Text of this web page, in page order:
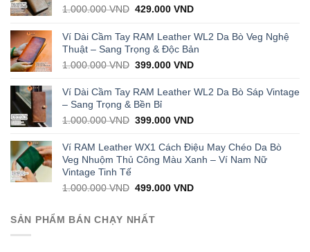
1.000.000VND Original
was:
1.000.000 VND.
429.000VNDCurrent
is:
429.000 VND.
Ví Dài Cầm Tay RAM Leather WL2 Da Bò Veg Nghệ
Thuật – Sang Trọng & Độc Bản
1.000.000VND Original
was:
1.000.000 VND.
399.000VNDCurrent
is:
Ví Dài Cầm Tay RAM Leather WL2 Da Bò Sáp Vintage
– Sang Trọng & Bền Bỉ
1.000.000VND Original
was:
1.000.000 VND.
399.000VNDCurrent
is:
399.000 VND.
Ví RAM Leather WX1 Cách Điệu May Chéo Da Bò
Veg Nhuộm Thủ Công Màu Xanh – Ví Nam Nữ
Vintage Tinh Tế
1.000.000VND Original
was:
1.000.000 VND.
499.000VNDCurrent
SẢN PHẨM BÁN CHẠY NHẤT